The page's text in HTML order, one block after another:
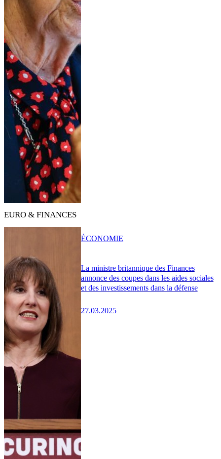
EURO & FINANCES
La ministre britannique des Finances
annonce des coupes dans les aides sociales
et des investissements dans la défense
27.03.2025
ÉCONOMIE